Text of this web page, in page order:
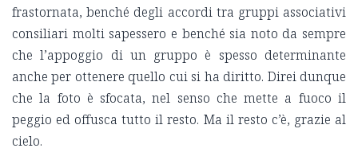
frastornata, benché degli accordi tra gruppi associativi
consiliari molti sapessero e benché sia noto da sempre
che l’appoggio di un gruppo è spesso determinante
anche per ottenere quello cui si ha diritto. Direi dunque
che la foto è sfocata, nel senso che mette a fuoco il
peggio ed offusca tutto il resto. Ma il resto c’è, grazie al
cielo.